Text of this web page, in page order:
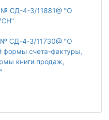
№ СД-4-3/11881@ "О
№ СД-4-3/11730@ "О
формы счета-фактуры,
книги продаж,